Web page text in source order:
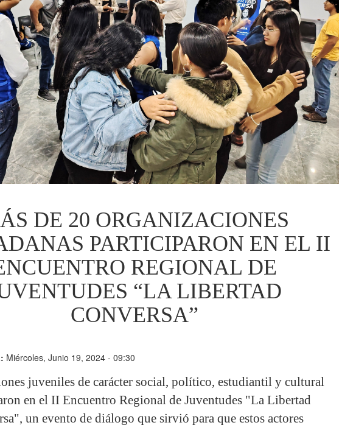
DE 20 ORGANIZACIONES
PARTICIPARON EN EL II
REGIONAL DE
“LA LIBERTAD
CONVERSA”
Miércoles, Junio 19, 2024 - 09:30
juveniles de carácter social, político, estudiantil y cultural
en el II Encuentro Regional de Juventudes "La Libertad
un evento de diálogo que sirvió para que estos actores